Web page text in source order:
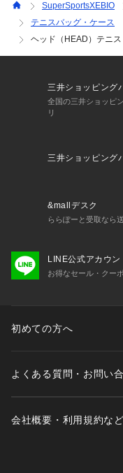
い。ヘッド HEAD スー
rts XEBIO BAG バッグ
nnis テニス小物 アク
ッグ デイパック デイ
p585BIG spm2320
5 y20cpsp
SuperSportsXEBIO
テニスバッグ・ケース
ヘッド（HEAD）テニ
三井ショッピング
全国の三井ショッピ
リ
三井ショッピング
&mallデスク
ららぽーと受取なら
LINE公式アカウン
お得なセール・クー
初めての方へ
よくある質問・お問い
会社概要・利用規約など